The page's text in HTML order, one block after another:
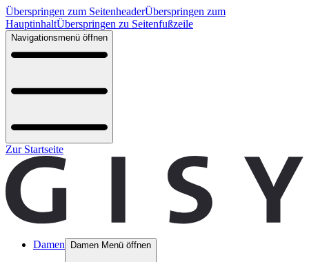
Überspringen zum SeitenheaderÜberspringen zum
HauptinhaltÜberspringen zu Seitenfußzeile
Navigationsmenü öffnen
Zur Startseite
Damen Damen Menü öffnen